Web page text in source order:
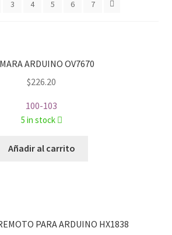
3 4 5 6 7
ARDUINO OV7670
$226.20
100-103
5 in stock
Añadir al carrito
PARA ARDUINO HX1838